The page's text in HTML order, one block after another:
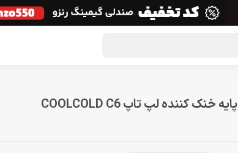
پایه خنک کننده لپ تاپ COOLCOLD C6